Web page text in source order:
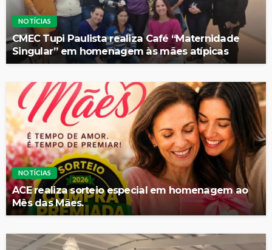
NOTÍCIAS
CMEC Tupi Paulista realiza Café “Maternidade
Singular” em homenagem às mães atípicas
NOTÍCIAS
ACE realiza sorteio especial em homenagem ao
Mês das Mães.